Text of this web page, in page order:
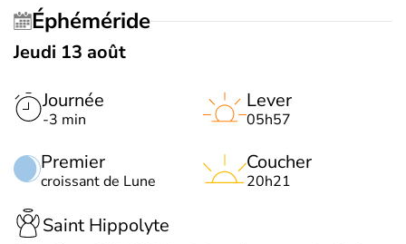
Éphéméride
Jeudi 13 août
Journée
-3 min
Premier
croissant de Lune
Lever
05h57
Coucher
20h21
Saint Hippolyte